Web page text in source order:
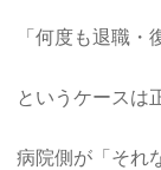
「何度も退職・
というケースは
病院側が「それ